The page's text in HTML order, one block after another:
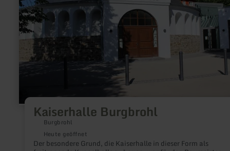
Kaiserhalle Burgbrohl
Burgbrohl
Heute geöffnet
Der besondere Grund, die Kaiserhalle in dieser Form als